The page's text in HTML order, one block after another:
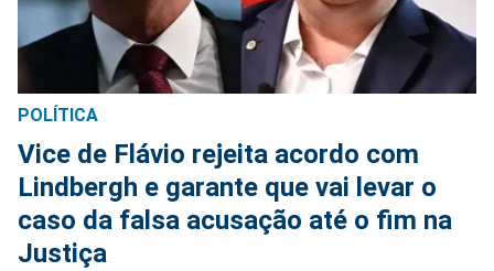
POLÍTICA
Vice de Flávio rejeita acordo com
Lindbergh e garante que vai levar o
caso da falsa acusação até o fim na
Justiça